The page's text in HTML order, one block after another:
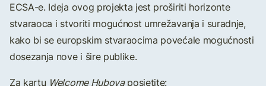
ECSA-e. Ideja ovog projekta jest proširiti horizonte
stvaraoca i stvoriti mogućnost umrežavanja i suradnje,
kako bi se europskim stvaraocima povećale mogućnosti
dosezanja nove i šire publike.
Za kartu Welcome Hubovaposjetite: